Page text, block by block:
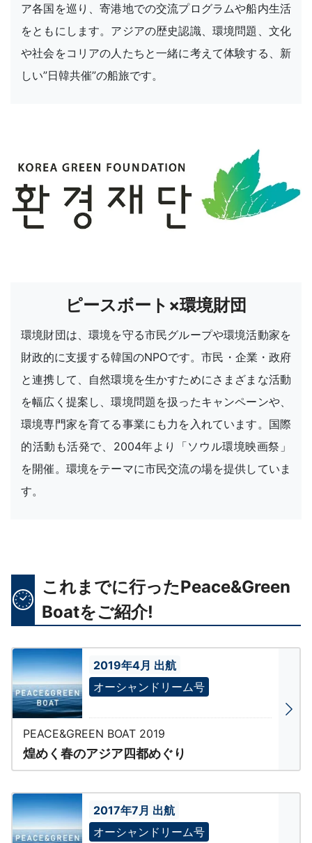
ア各国を巡り、寄港地での交流プログラムや船内生活
をともにします。アジアの歴史認識、環境問題、文化
や社会をコリアの人たちと一緒に考えて体験する、新
しい”日韓共催”の船旅です。
ピースボート×環境財団
環境財団は、環境を守る市民グループや環境活動家を
財政的に支援する韓国のNPOです。市民・企業・政府
と連携して、自然環境を生かすためにさまざまな活動
を幅広く提案し、環境問題を扱ったキャンペーンや、
環境専門家を育てる事業にも力を入れています。国際
的活動も活発で、2004年より「ソウル環境映画祭」
を開催。環境をテーマに市民交流の場を提供していま
す。
これまでに行ったPeace&Green
Boatをご紹介!
2019年4月 出航
オーシャンドリーム号
PEACE&GREEN BOAT 2019
煌めく春のアジア四都めぐり
2017年7月 出航
オーシャンドリーム号